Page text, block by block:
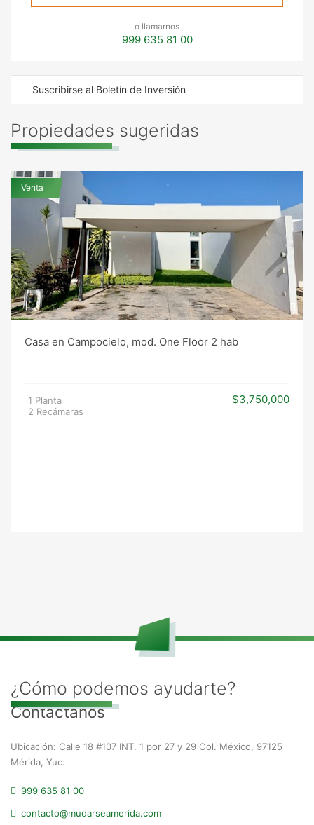
o llamarnos
999 635 81 00
Suscribirse al Boletín de Inversión
Propiedades sugeridas
Venta
Casa en Campocielo, mod. One Floor 2 hab
1 Planta
2 Recámaras
$3,750,000
¿Cómo podemos ayudarte?
Contáctanos
Ubicación: Calle 18 #107 INT. 1 por 27 y 29 Col. México, 97125
Mérida, Yuc.
999 635 81 00
contacto@mudarseamerida.com